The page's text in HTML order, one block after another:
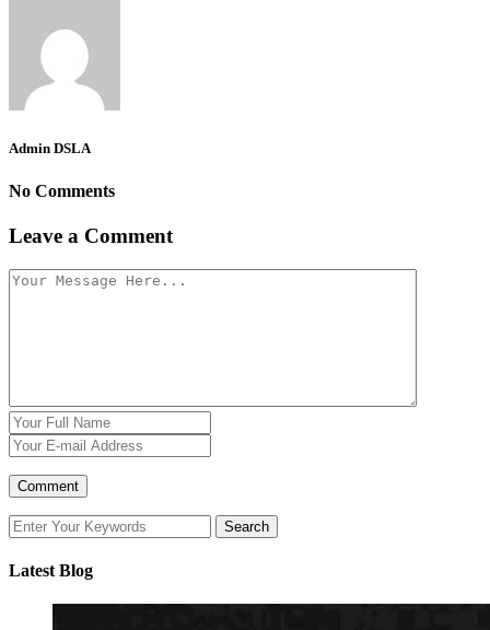
Admin DSLA
No Comments
Leave a Comment
Latest Blog